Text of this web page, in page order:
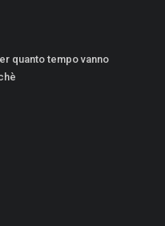
quanto tempo vanno